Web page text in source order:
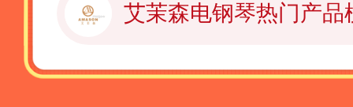
艾茉森电钢琴热门产品